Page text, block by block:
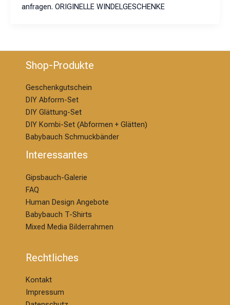
anfragen. ORIGINELLE WINDELGESCHENKE
Shop-Produkte
Geschenkgutschein
DIY Abform-Set
DIY Glättung-Set
DIY Kombi-Set (Abformen + Glätten)
Babybauch Schmuckbänder
Interessantes
Gipsbauch-Galerie
FAQ
Human Design Angebote
Babybauch T-Shirts
Mixed Media Bilderrahmen
Rechtliches
Kontakt
Impressum